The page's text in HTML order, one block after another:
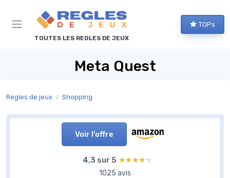
TOUTES LES REGLES DE JEUX
TOPs
Meta Quest
Regles de jeux Shopping
Voir l'offre
4,3 sur 5 ★★★★★
★★★★★
1025 avis